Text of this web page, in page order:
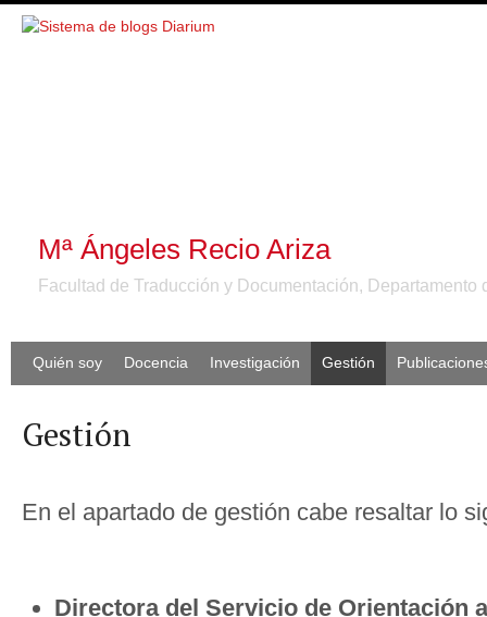
Mª Ángeles Recio Ariza
Facultad de Traducción y Documentación, Departamento
Quién soy Docencia Investigación Gestión
Gestión
En el apartado de gestión cabe resaltar lo
Directora del Servicio de Orientación